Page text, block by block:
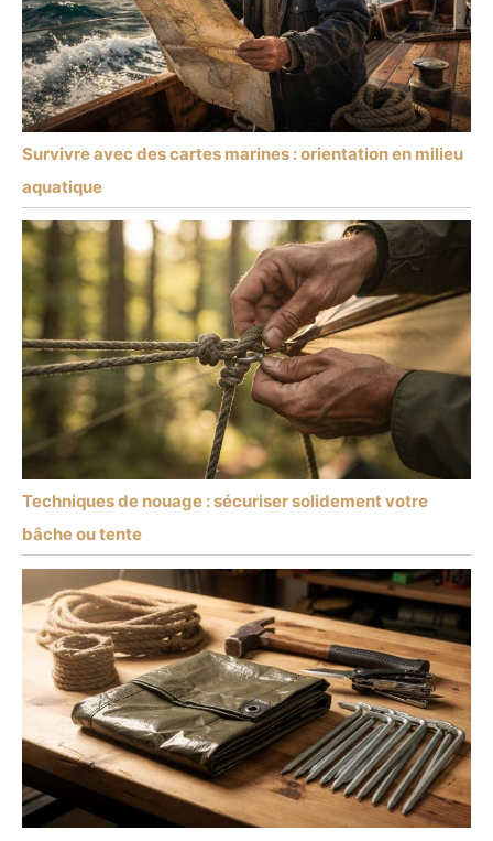
Survivre avec des cartes marines : orientation en milieu
aquatique
Techniques de nouage : sécuriser solidement votre
bâche ou tente